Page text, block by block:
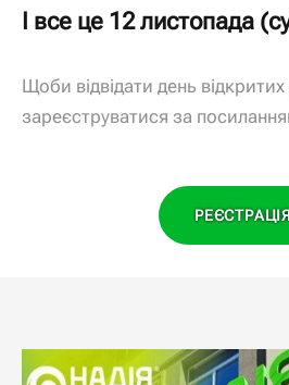
І все це 12 листопада
Щоби відвідати день
зареєструватися за